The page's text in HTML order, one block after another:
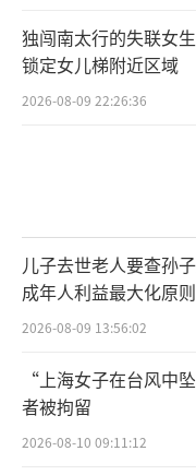
独闯南太行的失联女
锁定女儿梯附近区域
2026-08-09 22:26:36
儿子去世老人要查孙
成年人利益最大化原
2026-08-09 13:56:02
“上海女子在台风中
者被拘留
2026-08-10 09:11:12